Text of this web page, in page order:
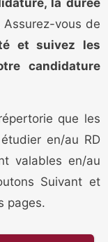
la durée
Assurez-vous de
et suivez les
candidature
que les
en/au RD
valables en/au
Suivant et
pages.